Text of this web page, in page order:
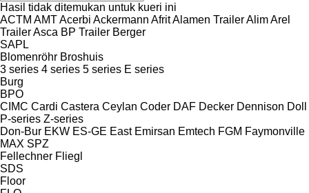
Hasil tidak ditemukan untuk kueri ini
ACTM AMTAcerbi Ackermann AfritAlamen TrailerAlimArel
TrailerAsca BP Trailer Berger
SAPL
Blomenröhr Broshuis
3 series 4 series 5 series E series
Burg
BPO
CIMC Cardi Castera Ceylan Coder DAF Decker Dennison Doll
P-series Z-series
Don-Bur EKW ES-GE East Emirsan Emtech FGM Faymonville
MAX SPZ
Fellechner Fliegl
SDS
Floor